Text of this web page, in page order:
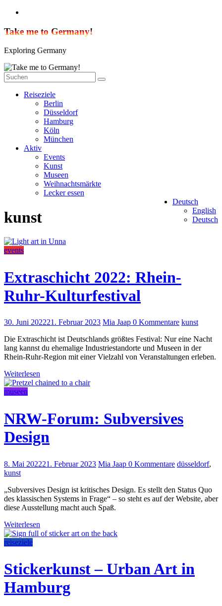
Zum
springen
Take me to Germany!
Exploring Germany
Reiseziele
Berlin
Düsseldorf
Hamburg
Köln
München
Aktiv
Events
Kunst
Museen
Weihnachtsmärkte
Lecker essen
Deutsch
English
Deutsch
kunst
events
Extraschicht 2022: Rhein-
Ruhr-Kulturfestival
30. Juni 202221. Februar 2023 Mia Jaap 0 Kommentare kunst
Die Extraschicht ist Deutschlands größtes Festival: Nur eine Nacht
lang kannst du ehemalige Industriestandorte und Museen in der
Rhein-Ruhr-Region mit einer Vielzahl von Veranstaltungen erleben.
Weiterlesen
museen
NRW-Forum: Subversives
Design
8. Mai 202221. Februar 2023 Mia Jaap 0 Kommentare düsseldorf,
kunst
„Subversives Design ist kritisches Design. Es stellt den Status Quo
des klassischen Systems in Frage“ – so steht es auf der Website, aber
diese Ausstellung macht auch Spaß.
Weiterlesen
reiseziele
Stickerkunst – Urban Art in
Hamburg